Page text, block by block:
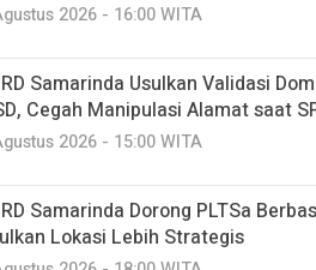
2026 - 16:00 WITA
Samarinda Usulkan Validasi
Cegah Manipulasi Alamat saat
2026 - 15:00 WITA
Samarinda Dorong PLTSa
Lokasi Lebih Strategis